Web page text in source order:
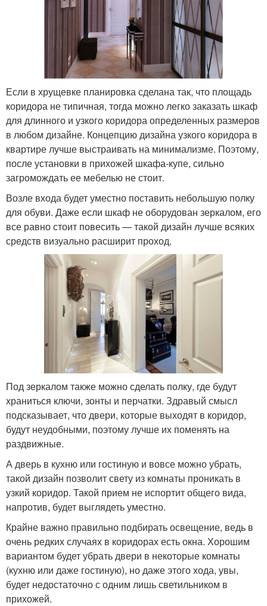
Если в хрущевке планировка сделана так, что площадь
коридора не типичная, тогда можно легко заказать шкаф
для длинного и узкого коридора определенных размеров
в любом дизайне. Концепцию дизайна узкого коридора в
квартире лучше выстраивать на минимализме. Поэтому,
после установки в прихожей шкафа-купе, сильно
загромождать ее мебелью не стоит.
Возле входа будет уместно поставить небольшую полку
для обуви. Даже если шкаф не оборудован зеркалом, его
все равно стоит повесить — такой дизайн лучше всяких
средств визуально расширит проход.
Под зеркалом также можно сделать полку, где будут
храниться ключи, зонты и перчатки. Здравый смысл
подсказывает, что двери, которые выходят в коридор,
будут неудобными, поэтому лучше их поменять на
раздвижные.
А дверь в кухню или гостиную и вовсе можно убрать,
такой дизайн позволит свету из комнаты проникать в
узкий коридор. Такой прием не испортит общего вида,
напротив, будет выглядеть уместно.
Крайне важно правильно подбирать освещение, ведь в
очень редких случаях в коридорах есть окна. Хорошим
вариантом будет убрать двери в некоторые комнаты
(кухню или даже гостиную), но даже этого хода, увы,
будет недостаточно с одним лишь светильником в
прихожей.